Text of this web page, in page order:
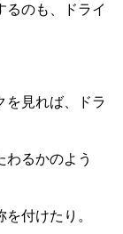
るのも、ドライ
を見れば、ドラ
わるかのよう
付けたり。